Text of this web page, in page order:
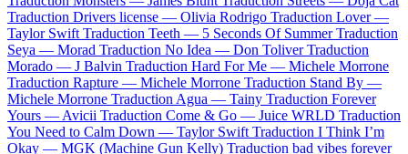
Traduction Drivers license — Olivia Rodrigo Traduction Lover —
Taylor Swift Traduction Teeth — 5 Seconds Of Summer Traduction
Seya — Morad Traduction No Idea — Don Toliver Traduction
Morado — J Balvin Traduction Hard For Me — Michele Morrone
Traduction Rapture — Michele Morrone Traduction Stand By —
Michele Morrone Traduction Agua — Tainy Traduction Forever
Yours — Avicii Traduction Come & Go — Juice WRLD Traduction
You Need to Calm Down — Taylor Swift Traduction I Think I’m
Okay — MGK (Machine Gun Kelly) Traduction bad vibes forever